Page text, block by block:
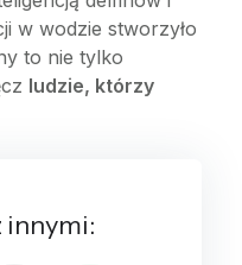
w wodzie stworzyło
to nie tylko
ludzie, którzy
innymi: